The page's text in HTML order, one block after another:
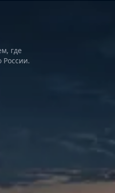
где
России.